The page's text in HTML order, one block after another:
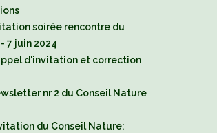
soirée rencontre du
7 juin 2024
d'invitation et correction
nr 2 du Conseil Nature
du Conseil Nature: